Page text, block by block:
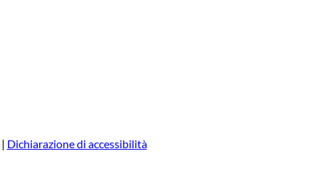
Dichiarazione di accessibilità